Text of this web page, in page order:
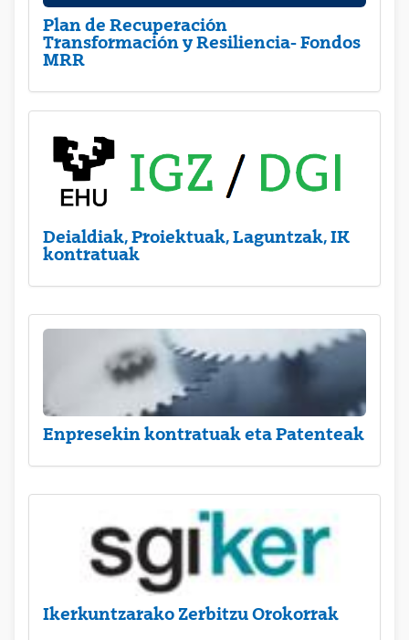
Plan de Recuperación
Transformación y Resiliencia- Fondos
MRR
Deialdiak, Proiektuak, Laguntzak, IK
kontratuak
Enpresekin kontratuak eta Patenteak
Ikerkuntzarako Zerbitzu Orokorrak